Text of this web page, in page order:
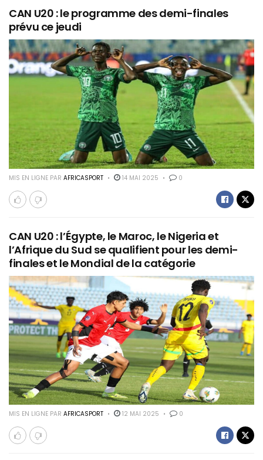
CAN U20 : le programme des demi-finales
prévu ce jeudi
MIS EN LIGNE PAR AFRICASPORT 14 MAI 2025 0
CAN U20 : l’Égypte, le Maroc, le Nigeria et
l’Afrique du Sud se qualifient pour les demi-
finales et le Mondial de la catégorie
MIS EN LIGNE PAR AFRICASPORT 12 MAI 2025 0